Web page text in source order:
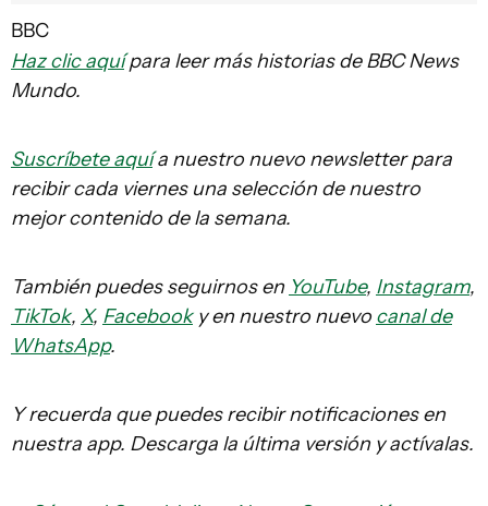
BBC
Haz clic aquípara leer más historias de BBC News
Mundo.
Suscríbete aquía nuestro nuevo newsletter para
recibir cada viernes una selección de nuestro
mejor contenido de la semana.
También puedes seguirnos en YouTube, Instagram,
TikTok, X, Facebooky en nuestro nuevo canal de
WhatsApp.
Y recuerda que puedes recibir notificaciones en
nuestra app. Descarga la última versión y actívalas.